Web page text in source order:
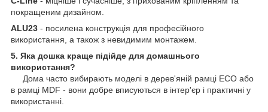
покращеним дизайном.
ALU23 - посилена конструкція для професійного
використання, а також з невидимим монтажем.
5. Яка дошка краще підійде для домашнього
використання?
Дома часто вибирають моделі в дерев'яній рамці ECO або
в рамці MDF - вони добре вписуються в інтер'єр і практичні у
використанні.